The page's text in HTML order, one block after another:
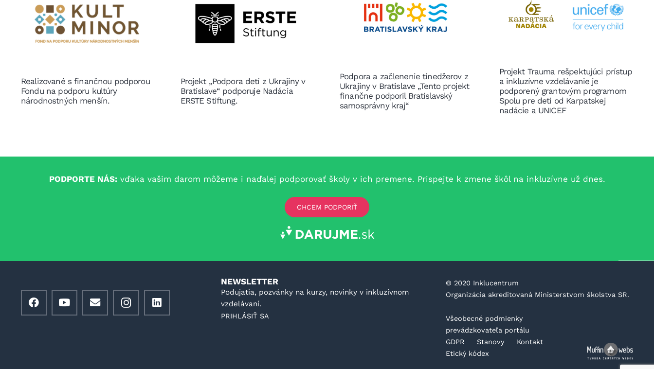
Realizované s finančnou podporou
Fondu na podporu kultúry
národnostných menšín.
Projekt „Podpora detí z Ukrajiny v
Bratislave“ podporuje Nadácia
ERSTE Stiftung.
Podpora a začlenenie tínedžerov z
Ukrajiny v Bratislave „Tento projekt
finančne podporil Bratislavský
samosprávny kraj“
Projekt Trauma rešpektujúci prístup
a inkluzívne vzdelávanie je
podporený grantovým programom
Spolu pre deti od Karpatskej
nadácie a UNICEF
PODPORTE NÁS:vďaka vašim darom môžeme i naďalej podporovať školy v ich premene. Prispejte k zmene škôl na inkluzívne už dnes.
CHCEM PODPORIŤ
NEWSLETTER
Podujatia, pozvánky na kurzy, novinky v inkluzívnom
vzdelávaní.
PRIHLÁSIŤ SA
©️ 2020 Inklucentrum
Organizácia akreditovaná Ministerstvom školstva SR.
Všeobecné podmienky
prevádzkovateľa portálu
GDPR
Stanovy
Kontakt
Etický kódex